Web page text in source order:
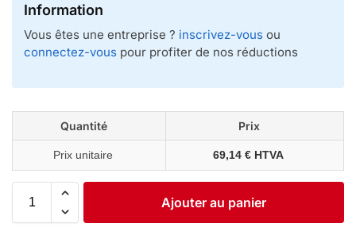
Information
Vous êtes une entreprise ? inscrivez-vous ou
connectez-vous pour profiter de nos réductions
Quantité Prix
Prix unitaire 69,14 € HTVA
Ajouter au panier